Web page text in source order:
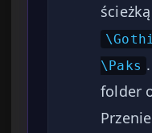
ścieżką
\Paks
folder